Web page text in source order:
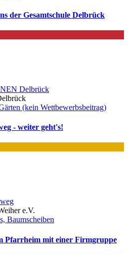
der Gesamtschule Delbrück
Delbrück
(kein Wettbewerbsbeitrag)
- weiter geht's!
e.V.
Baumscheiben
Pfarrheim mit einer Firmgruppe